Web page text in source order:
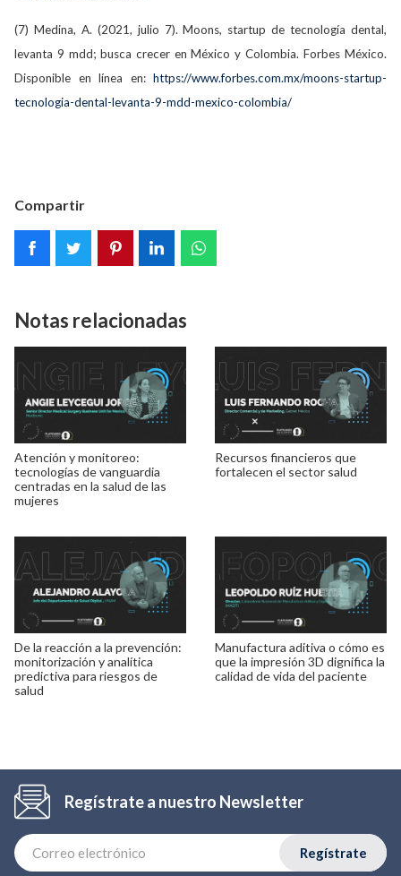
(7) Medina, A. (2021, julio 7). Moons, startup de tecnología dental,
levanta 9 mdd; busca crecer en México y Colombia. Forbes México.
Disponible en línea en: https://www.forbes.com.mx/moons-startup-
tecnologia-dental-levanta-9-mdd-mexico-colombia/
Compartir
Notas relacionadas
Atención y monitoreo:
tecnologías de vanguardia
centradas en la salud de las
mujeres
Recursos financieros que
fortalecen el sector salud
De la reacción a la prevención:
monitorización y analítica
predictiva para riesgos de
salud
Manufactura aditiva o cómo es
que la impresión 3D dignifica la
calidad de vida del paciente
Regístrate a nuestro Newsletter
Regístrate